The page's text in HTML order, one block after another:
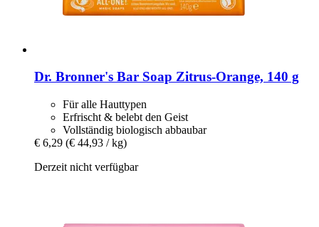
Dr. Bronner's Bar Soap Zitrus-​Orange, 140 g
Für alle Hauttypen
Erfrischt & belebt den Geist
Vollständig biologisch abbaubar
€ 6,29 (€ 44,93 / kg)
Derzeit nicht verfügbar